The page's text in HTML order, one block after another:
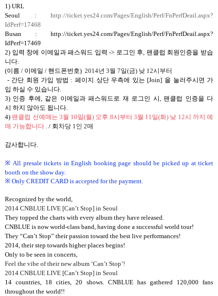
1) URL
Seoul : http://ticket.yes24.com/Pages/English/Perf/FnPerfDeail.aspx?
IdPerf=17468
Busan : http://ticket.yes24.com/Pages/English/Perf/FnPerfDeail.aspx?
IdPerf=17469
2) 입력 창에 이메일과 패스워드 입력 -> 로그인 후, 팬클럽 회원인증을 받습
니다.
(이름 / 이메일 / 핸드폰번호) 2014년 3월 7일(금) 낮 12시부터
- 간단 회원 가입 방법 :페이지 상단 우측에 있는 [Join] 을 눌러주시면 가
입 하실 수 있습니다.
3) 인증 후에, 같은 이메일과 패스워드로 재 로그인 시,팬클럽 인증을 다
시 하지 않아도 됩니다.
4)팬클럽 선예매는 3월 10일(월) 오후 8시부터 3월 11일(화) 낮 12시 까지 예
매 가능합니다 . / 회 차당 1인 2매
감사합니다.
※ All presale tickets in English booking page should be picked up at ticket
booth on the show day.
※ Only CREDIT CARD is accepted for the payment.
Recognized by the world,
2014 CNBLUE LIVE [Can’t Stop] in Seoul
They topped the charts with every album they have released.
CNBLUE is now world-class band, having done a successful world tour!
They “Can’t Stop” their passion toward the best live performances!
2014, their step towards higher places begins!
Only to be seen in concerts,
Feel the vibe of their new album ‘Can’t Stop’!
2014 CNBLUE LIVE [Can’t Stop] in Seoul
14 countries, 18 cities, 20 shows. CNBLUE has gathered 120,000 fans
throughout the world!!